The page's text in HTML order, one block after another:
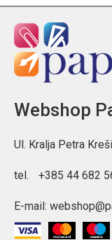
Webshop
Ul. Kralja Petra
tel. +385 44 682
E-mail: